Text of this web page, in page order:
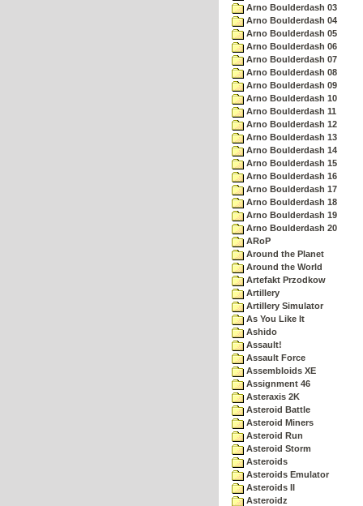
Arno Boulderdash 03
Arno Boulderdash 04
Arno Boulderdash 05
Arno Boulderdash 06
Arno Boulderdash 07
Arno Boulderdash 08
Arno Boulderdash 09
Arno Boulderdash 10
Arno Boulderdash 11
Arno Boulderdash 12
Arno Boulderdash 13
Arno Boulderdash 14
Arno Boulderdash 15
Arno Boulderdash 16
Arno Boulderdash 17
Arno Boulderdash 18
Arno Boulderdash 19
Arno Boulderdash 20
ARoP
Around the Planet
Around the World
Artefakt Przodkow
Artillery
Artillery Simulator
As You Like It
Ashido
Assault!
Assault Force
Assembloids XE
Assignment 46
Asteraxis 2K
Asteroid Battle
Asteroid Miners
Asteroid Run
Asteroid Storm
Asteroids
Asteroids Emulator
Asteroids II
Asteroidz